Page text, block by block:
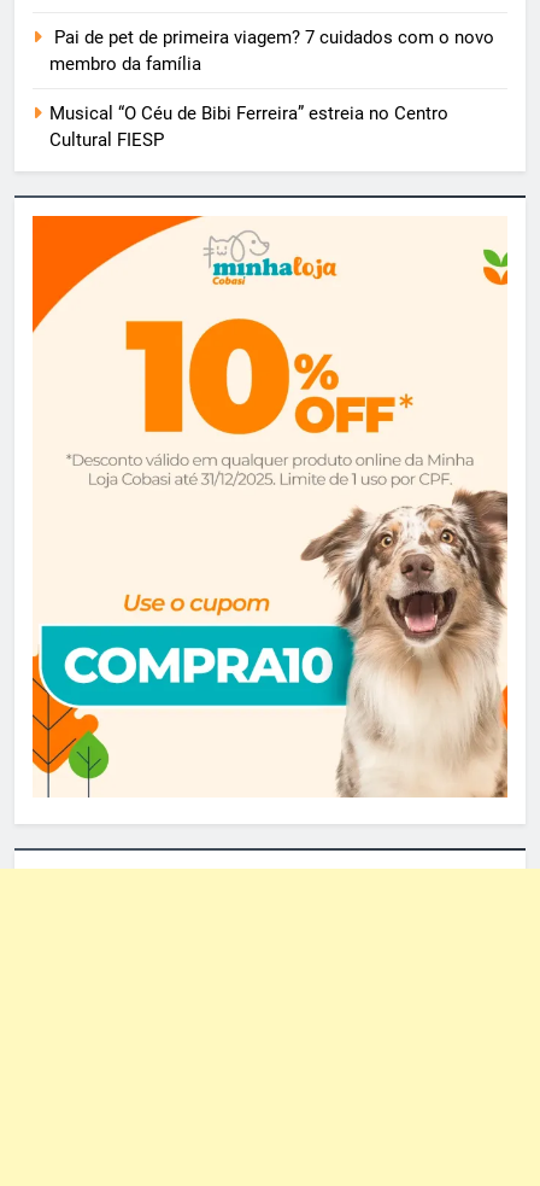
Pai de pet de primeira viagem? 7 cuidados com o novo
membro da família
Musical “O Céu de Bibi Ferreira” estreia no Centro
Cultural FIESP